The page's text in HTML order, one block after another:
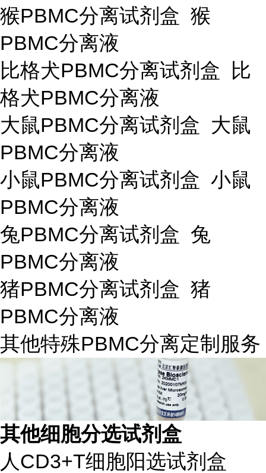
猴PBMC分离试剂盒 猴
PBMC分离液
比格犬PBMC分离试剂盒 比
格犬PBMC分离液
大鼠PBMC分离试剂盒 大鼠
PBMC分离液
小鼠PBMC分离试剂盒 小鼠
PBMC分离液
兔PBMC分离试剂盒 兔
PBMC分离液
猪PBMC分离试剂盒 猪
PBMC分离液
其他特殊PBMC分离定制服务
其他细胞分选试剂盒
人CD3+T细胞阳选试剂盒